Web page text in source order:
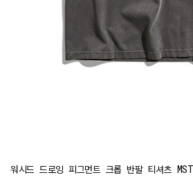
워시드 드로잉 피그먼트 크롭 반팔 티셔츠